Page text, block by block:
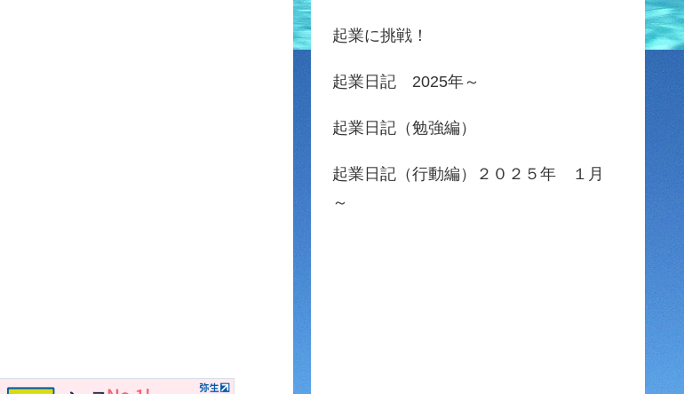
起業に挑戦！
起業日記 2025年～
起業日記（勉強編）
起業日記（行動編）２０２５年 １月
～